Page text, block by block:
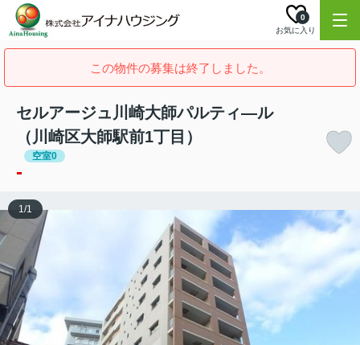
お気に入り
0
この物件の募集は終了しました。
セルアージュ川崎大師パルティ―ル
（川崎区大師駅前1丁目）
空室0
-
1/1